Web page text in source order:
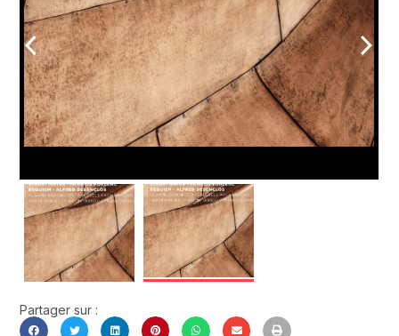
arrow_back_ios arrow_forward_ios
Partager sur :